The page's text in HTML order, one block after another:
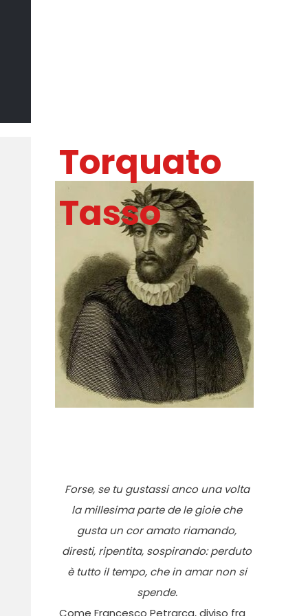
Torquato
Tasso
Forse, se tu gustassi anco una volta
la millesima parte de le gioie che
gusta un cor amato riamando,
diresti, ripentita, sospirando: perduto
è tutto il tempo, che in amar non si
spende.
Come Francesco Petrarca, diviso fra